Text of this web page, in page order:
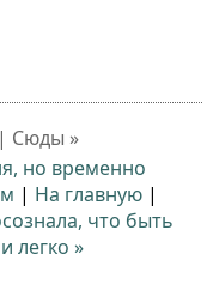
Сюды »
но временно
| На главную|
что быть
легко »